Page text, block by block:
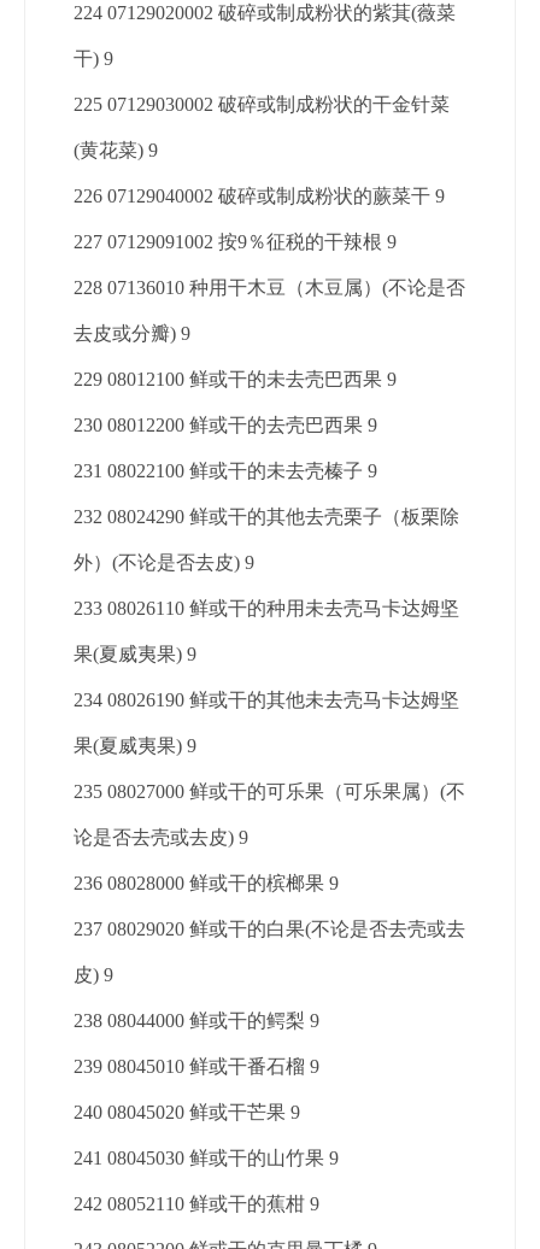
224 07129020002 破碎或制成粉状的紫萁(薇菜
干) 9
225 07129030002 破碎或制成粉状的干金针菜
(黄花菜) 9
226 07129040002 破碎或制成粉状的蕨菜干 9
227 07129091002 按9％征税的干辣根 9
228 07136010 种用干木豆（木豆属）(不论是否
去皮或分瓣) 9
229 08012100 鲜或干的未去壳巴西果 9
230 08012200 鲜或干的去壳巴西果 9
231 08022100 鲜或干的未去壳榛子 9
232 08024290 鲜或干的其他去壳栗子（板栗除
外）(不论是否去皮) 9
233 08026110 鲜或干的种用未去壳马卡达姆坚
果(夏威夷果) 9
234 08026190 鲜或干的其他未去壳马卡达姆坚
果(夏威夷果) 9
235 08027000 鲜或干的可乐果（可乐果属）(不
论是否去壳或去皮) 9
236 08028000 鲜或干的槟榔果 9
237 08029020 鲜或干的白果(不论是否去壳或去
皮) 9
238 08044000 鲜或干的鳄梨 9
239 08045010 鲜或干番石榴 9
240 08045020 鲜或干芒果 9
241 08045030 鲜或干的山竹果 9
242 08052110 鲜或干的蕉柑 9